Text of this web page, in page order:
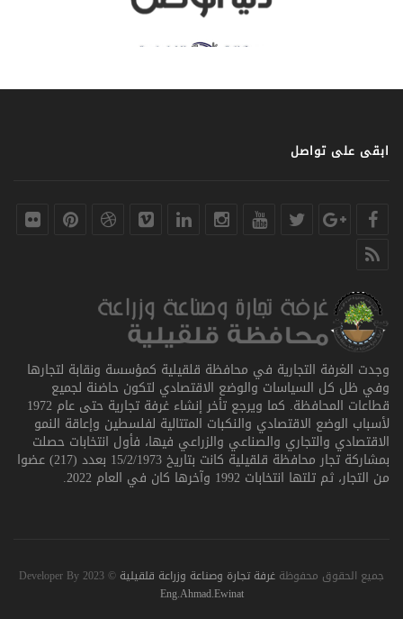
ابقى على تواصل
وجدت الغرفة التجارية في محافظة قلقيلية كمؤسسة ونقابة لتجارها
وفي ظل كل السياسات والوضع الاقتصادي لتكون حاضنة لجميع
قطاعات المحافظة. كما ويرجع تأخر إنشاء غرفة تجارية حتى عام 1972
لأسباب الوضع الاقتصادي والنكبات المتتالية لفلسطين وإعاقة النمو
الاقتصادي والتجاري والصناعي والزراعي فيها، فأول انتخابات حصلت
بمشاركة تجار محافظة قلقيلية كانت بتاريخ 15/2/1973 بعدد (217) عضوا
من التجار، ثم تلتها انتخابات 1992 وآخرها كان في العام 2022.
جميع الحقوق محفوظة غرفة تجارة وصناعة وزراعة قلقيلية © 2023 Developer By
Eng.Ahmad.Ewinat